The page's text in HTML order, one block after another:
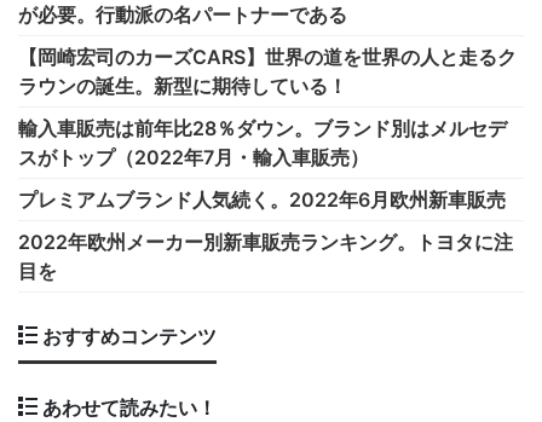
が必要。行動派の名パートナーである
【岡崎宏司のカーズCARS】世界の道を世界の人と走るク
ラウンの誕生。新型に期待している！
輸入車販売は前年比28％ダウン。ブランド別はメルセデ
スがトップ（2022年7月・輸入車販売）
プレミアムブランド人気続く。2022年6月欧州新車販売
2022年欧州メーカー別新車販売ランキング。トヨタに注
目を
おすすめコンテンツ
あわせて読みたい！